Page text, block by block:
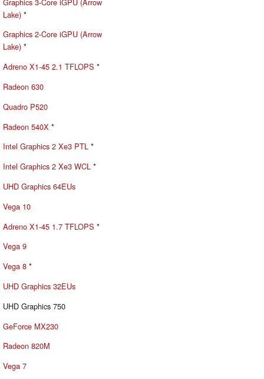
Lake) *
Graphics 2-Core iGPU (Arrow
Lake) *
Adreno X1-45 2.1 TFLOPS *
Radeon 630
Quadro P520
Radeon 540X *
Intel Graphics 2 Xe3 PTL *
Intel Graphics 2 Xe3 WCL *
UHD Graphics 64EUs
Vega 10
Adreno X1-45 1.7 TFLOPS *
Vega 9
Vega 8 *
UHD Graphics 32EUs
UHD Graphics 750
GeForce MX230
Radeon 820M
Vega 7